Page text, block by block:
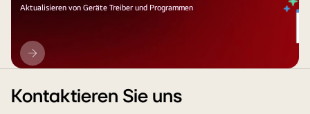
Aktualisieren von Geräte Treiber und Programmen
LG
Aktualisieren
Kontaktieren Sie uns